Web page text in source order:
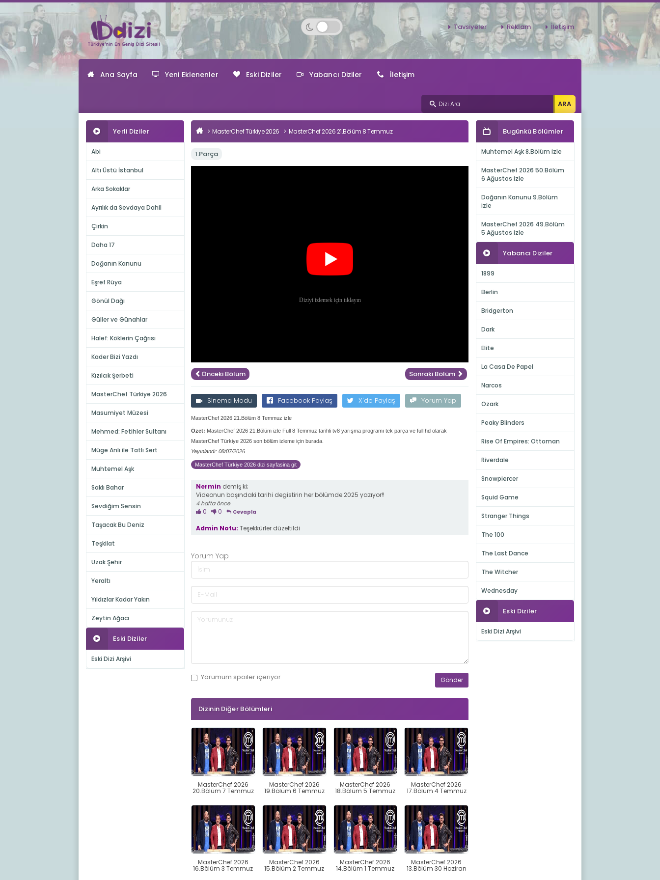
Tavsiyeler Reklam İletişim
Ana Sayfa Yeni Eklenenler Eski Diziler Yabancı Diziler İletişim
Yerli Diziler
Abi
Altı Üstü İstanbul
Arka Sokaklar
Ayrılık da Sevdaya Dahil
Çirkin
Daha 17
Doğanın Kanunu
Eşref Rüya
Gönül Dağı
Güller ve Günahlar
Halef: Köklerin Çağrısı
Kader Bizi Yazdı
Kızılcık Şerbeti
MasterChef Türkiye 2026
Masumiyet Müzesi
Mehmed: Fetihler Sultanı
Müge Anlı ile Tatlı Sert
Muhtemel Aşk
Saklı Bahar
Sevdiğim Sensin
Taşacak Bu Deniz
Teşkilat
Uzak Şehir
Yeraltı
Yıldızlar Kadar Yakın
Zeytin Ağacı
Eski Diziler
Eski Dizi Arşivi
MasterChef Türkiye 2026 MasterChef 2026 21.Bölüm 8 Temmuz
1.Parça
Önceki Bölüm Sonraki Bölüm
Sinema Modu Facebook Paylaş X'de Paylaş Yorum Yap
MasterChef 2026 21.Bölüm 8 Temmuz izle
Özet: MasterChef 2026 21.Bölüm izle Full 8 Temmuz tarihli tv8 yarışma programı tek parça ve full hd olarak
MasterChef Türkiye 2026 son bölüm izleme için burada.
Yayınlandı: 08/07/2026
MasterChef Türkiye 2026 dizi sayfasina git
Nermin demiş ki;
Videonun başındaki tarihi degistirin her bölümde 2025 yazıyor!!
4 hafta önce
0 0 Cevapla
Admin Notu: Teşekkürler düzeltildi
Yorum Yap
Yorumum spoileriçeriyor
Dizinin Diğer Bölümleri
MasterChef 2026
20.Bölüm 7 Temmuz
MasterChef 2026
19.Bölüm 6 Temmuz
MasterChef 2026
18.Bölüm 5 Temmuz
MasterChef 2026
17.Bölüm 4 Temmuz
MasterChef 2026
16.Bölüm 3 Temmuz
MasterChef 2026
15.Bölüm 2 Temmuz
MasterChef 2026
14.Bölüm 1 Temmuz
MasterChef 2026
13.Bölüm 30 Haziran
Bugünkü Bölümler
Muhtemel Aşk 8.Bölüm izle
MasterChef 2026 50.Bölüm
6 Ağustos izle
Doğanın Kanunu 9.Bölüm
izle
MasterChef 2026 49.Bölüm
5 Ağustos izle
Yabancı Diziler
1899
Berlin
Bridgerton
Dark
Elite
La Casa De Papel
Narcos
Ozark
Peaky Blinders
Rise Of Empires: Ottoman
Riverdale
Snowpiercer
Squid Game
Stranger Things
The 100
The Last Dance
The Witcher
Wednesday
Eski Diziler
Eski Dizi Arşivi